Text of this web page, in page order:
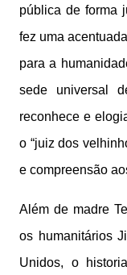
pública de forma
fez uma
para a
sede universal
reconhece e
o “juiz dos
e compreensão
Além de madre
os humanitários
Unidos, o